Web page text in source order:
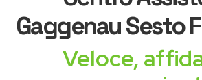
GaggenauSesto
Veloce,